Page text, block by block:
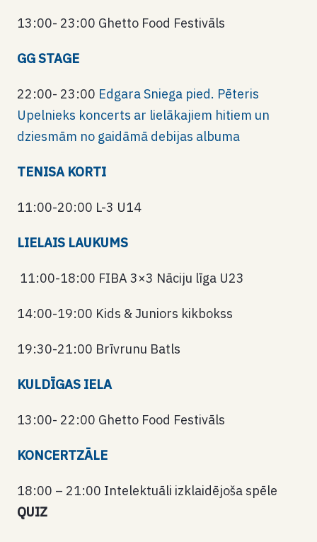
13:00- 23:00 Ghetto Food Festivāls
GG STAGE
22:00- 23:00 Edgara Sniega pied. Pēteris
Upelnieks koncerts ar lielākajiem hitiem un
dziesmām no gaidāmā debijas albuma
TENISA KORTI
11:00-20:00 L-3 U14
LIELAIS LAUKUMS
11:00-18:00 FIBA ​​3×3 Nāciju līga U23
14:00-19:00 Kids & Juniors kikbokss
19:30-21:00 Brīvrunu Batls
KULDĪGAS IELA
13:00- 22:00 Ghetto Food Festivāls
KONCERTZĀLE
18:00 – 21:00 Intelektuāli izklaidējoša spēle
QUIZ